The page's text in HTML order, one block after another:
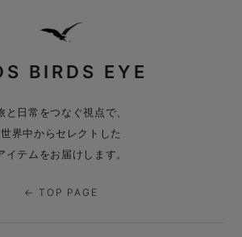
BIRDS EYE
と日常をつなぐ視点で、
世界中からセレクトした
イテムをお届けします。
← TOP PAGE